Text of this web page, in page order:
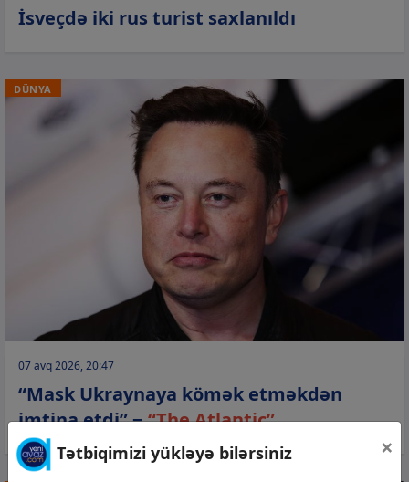
İsveçdə iki rus turist saxlanıldı
DÜNYA
07 avq 2026, 20:47
“Mask Ukraynaya kömək etməkdən
imtina etdi” −“The Atlantic”
Tətbiqimizi yükləyə bilərsiniz ×